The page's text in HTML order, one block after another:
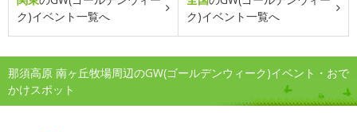
ク)イベント一覧へ
ク)イベント一覧へ
那須高原 南ヶ丘牧場周辺のGW(ゴールデンウィーク)イベント・おで
かけスポット